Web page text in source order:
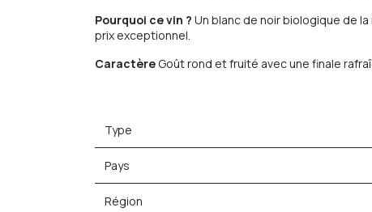
Pourquoi ce vin ? Un blanc de noir biologique de
prix exceptionnel.
CaractèreGoût rond et fruité avec une finale
Type
Pays
Région